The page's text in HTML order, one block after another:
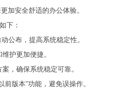
加安全舒适的办公体验。
下：
公布，提高系统稳定性。
护更加便捷。
，确保系统稳定可靠。
版本”功能，避免误操作。